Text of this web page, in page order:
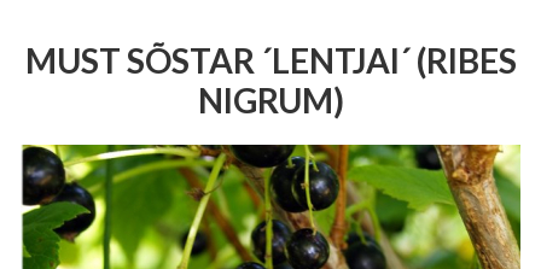
MUST SÕSTAR ´LENTJAI´ (RIBES
NIGRUM)